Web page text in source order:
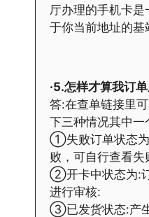
厅办理的手机卡
于你当前地址的基
·5.怎样才算我订
答:在查单链接里
下三种情况其中一
①失败订单状态为
败，可自行查看失
②开卡中状态为:
进行审核:
③已发货状态:产